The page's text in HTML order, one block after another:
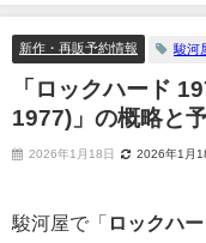
1977)」の概略と予約購入可能
新作・再販予約情報 駿河
「ロックハード
1977)」の概略と
2026年1月18日 2026年1月
駿河屋で「 ロックハ